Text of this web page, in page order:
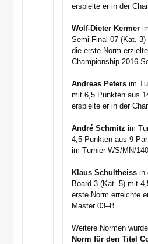
erspielte er in der
Wolf-Dieter Kermer
Semi-Final 07 (Kat.
die erste Norm
Championship 2016
Andreas Peters im
mit 6,5 Punkten aus
erspielte er in der
André Schmitz im
4,5 Punkten aus 9
im Turnier WS/MN/
Klaus Schultheiss in
Board 3 (Kat. 5) mit
erste Norm erreichte
Master 03–B.
Weitere Normen
Norm für den Titel